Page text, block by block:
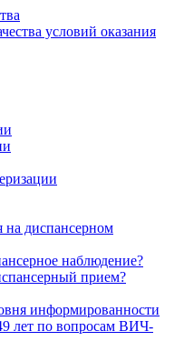
условий оказания
на диспансерном
наблюдение?
прием?
информированности
лет по вопросам ВИЧ-